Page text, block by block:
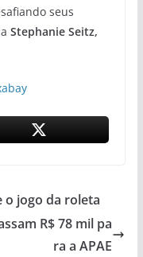
seus
Stephanie Seitz,
o jogo da roleta
R$ 78 mil pa
ra a APAE